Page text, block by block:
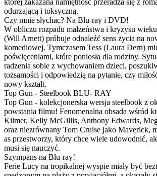
której zakazana namiętność przeradza się z
odurzającą i toksyczną.
Czy mnie słychac? Na Blu-ray i DVD!
W obliczu rozpadu małżeństwa i kryzysu
(Will Arnett) próbuje odnaleźć sens życia na
komediowej. Tymczasem Tess (Laura Dern)
poświęceniami, które poniosła dla rodziny.
radzenia sobie z wychowaniem dzieci,
tożsamości i odpowiedzią na pytanie, czy
nowy kształt.
Top Gun - Steelbook BLU- RAY
Top Gun - kolekcjonerska wersja steelbook z
powstania filmu! Fenomenalna obsada wśród
Kilmer, Kelly McGillis, Anthony Edwards,
oraz niezrównany Tom Cruise jako Maverick,
as przestworzy, który chce wiele udowodnić,
musi się nauczyć.
Szympans na Blu-ray!
Ferie Lucy na tropikalnej wyspie miały być